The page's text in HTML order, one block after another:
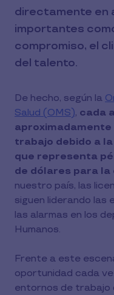
directamente en
importantes
compromiso, el
del talento.
De hecho, según la
Salud (OMS), cada
aproximadamente
trabajo debido a
que representa
de dólares para la
nuestro país, las
siguen liderando las
las alarmas en los
Humanos.
Frente a este
oportunidad cada
entornos de trabajo